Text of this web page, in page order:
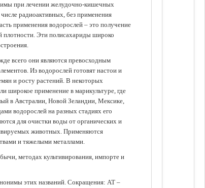
при лечении желудочно-кишечных
радиоактивных, без применения
применения водорослей – это получение
плотности. Эти полисахариды широко
всего они являются превосходным
Из водорослей готовят настои и
и росту растений. В некоторых
широкое применение в марикультуре, где
в Австралии, Новой Зеландии, Мексике,
водорослей на разных стадиях его
для очистки воды от органических и
животных. Применяются
и тяжелыми металлами.
методах культивирования, импорте и
этих названий. Сокращения: АТ –